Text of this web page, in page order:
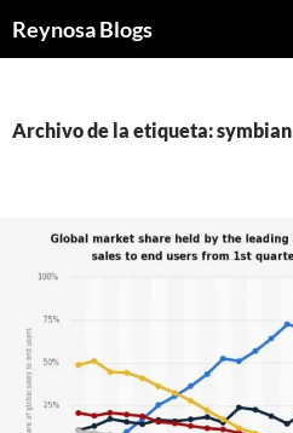
Reynosa Blogs
Archivo de la etiqueta: symbian